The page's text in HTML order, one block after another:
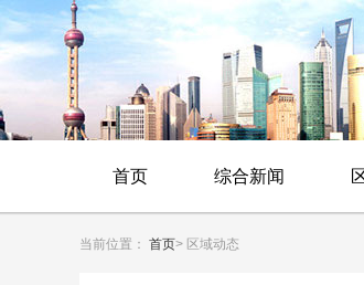
首页 综合新闻
当前位置： 首页> 区域动态